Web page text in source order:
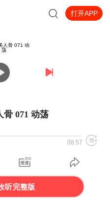
打开APP
骨 071 动荡
08:57
听完整版